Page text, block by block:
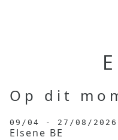
Op dit
09/04 - 27/08/2026
Elsene BE